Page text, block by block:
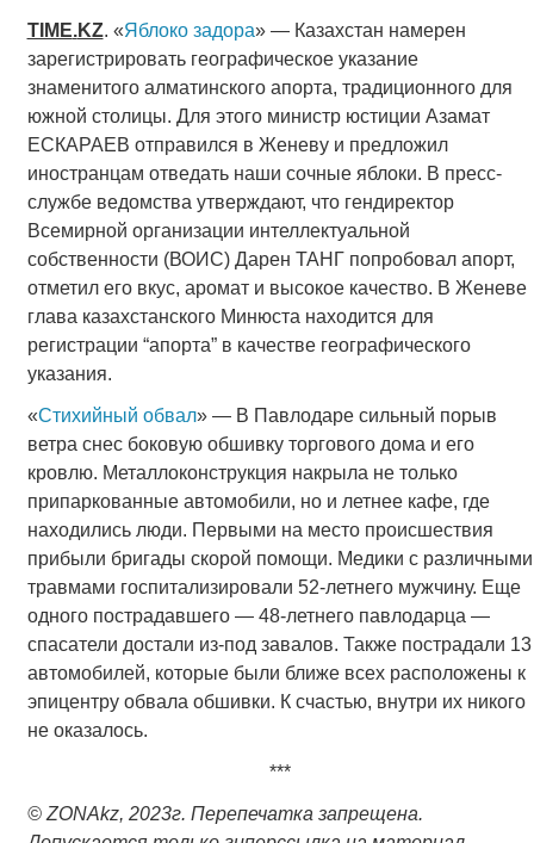
TIME.KZ. «Яблоко задора» — Казахстан намерен
зарегистрировать географическое указание
знаменитого алматинского апорта, традиционного для
южной столицы. Для этого министр юстиции Азамат
ЕСКАРАЕВ отправился в Женеву и предложил
иностранцам отведать наши сочные яблоки. В пресс-
службе ведомства утверждают, что гендиректор
Всемирной организации интеллектуальной
собственности (ВОИС) Дарен ТАНГ попробовал апорт,
отметил его вкус, аромат и высокое качество. В Женеве
глава казахстанского Минюста находится для
регистрации “апорта” в качестве географического
указания.
«Стихийный обвал» — В Павлодаре сильный порыв
ветра снес боковую обшивку торгового дома и его
кровлю. Металлоконструкция накрыла не только
припаркованные автомобили, но и летнее кафе, где
находились люди. Первыми на место происшествия
прибыли бригады скорой помощи. Медики с различными
травмами госпитализировали 52-летнего мужчину. Еще
одного пострадавшего — 48-летнего павлодарца —
спасатели достали из-под завалов. Также пострадали 13
автомобилей, которые были ближе всех расположены к
эпицентру обвала обшивки. К счастью, внутри их никого
не оказалось.
***
© ZONAkz, 2023г. Перепечатка запрещена.